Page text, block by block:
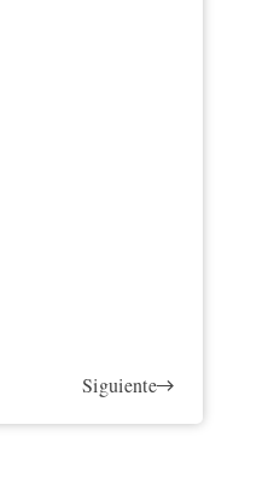
Siguiente